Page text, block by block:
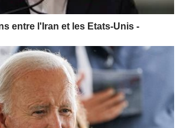
entre l'Iran et les Etats-Unis -